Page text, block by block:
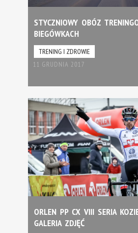
STYCZNIOWY OBÓZ
BIEGÓWKACH
TRENING I ZDROWIE
11 GRUDNIA 2017
ORLEN PP CX VIII SERIA
GALERIA ZDJĘĆ